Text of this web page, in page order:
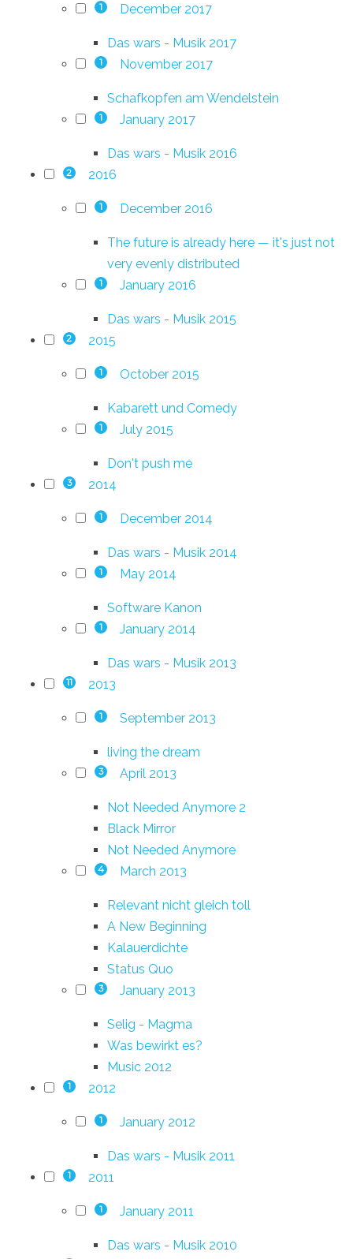
1 December 2017
Das wars - Musik 2017
1 November 2017
Schafkopfen am Wendelstein
1 January 2017
Das wars - Musik 2016
2 2016
1 December 2016
The future is already here — it's just not
very evenly distributed
1 January 2016
Das wars - Musik 2015
2 2015
1 October 2015
Kabarett und Comedy
1 July 2015
Don't push me
3 2014
1 December 2014
Das wars - Musik 2014
1 May 2014
Software Kanon
1 January 2014
Das wars - Musik 2013
11 2013
1 September 2013
living the dream
3 April 2013
Not Needed Anymore 2
Black Mirror
Not Needed Anymore
4 March 2013
Relevant nicht gleich toll
A New Beginning
Kalauerdichte
Status Quo
3 January 2013
Selig - Magma
Was bewirkt es?
Music 2012
1 2012
1 January 2012
Das wars - Musik 2011
1 2011
1 January 2011
Das wars - Musik 2010